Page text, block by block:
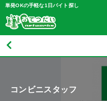
単発OKの手軽な1日バイト探し
コンビニスタッフ